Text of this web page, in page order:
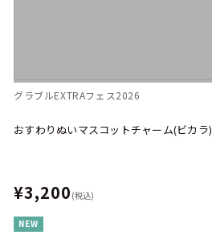
グラブルEXTRAフェス2026
おすわりぬいマスコットチャーム(ビカラ)
¥3,200 (税込)
NEW